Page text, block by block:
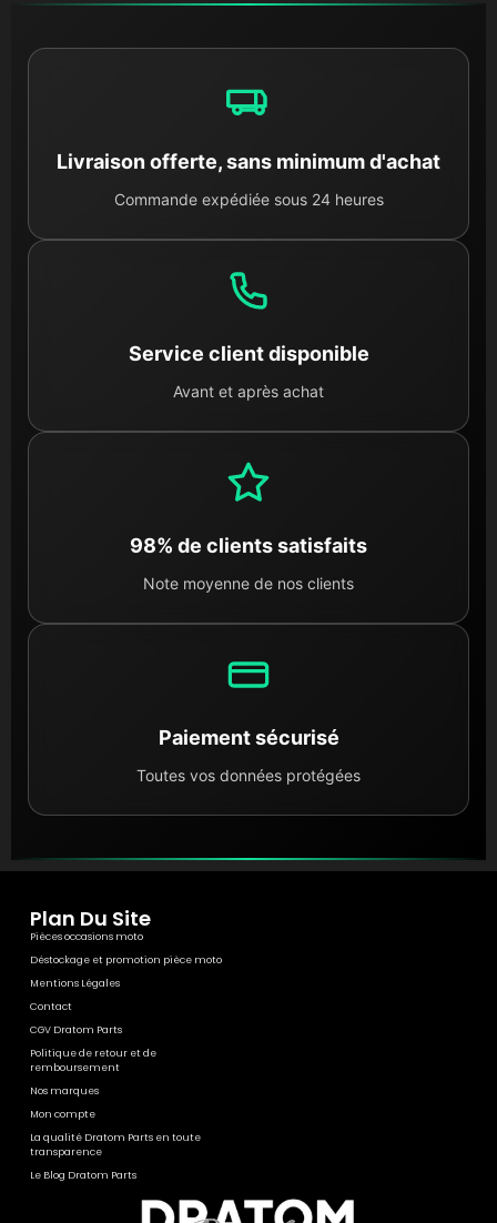
Livraison offerte, sans minimum d'achat
Commande expédiée sous 24 heures
Service client disponible
Avant et après achat
98% de clients satisfaits
Note moyenne de nos clients
Paiement sécurisé
Toutes vos données protégées
Plan Du Site
Pièces occasions moto
Déstockage et promotion pièce moto
Mentions Légales
Contact
CGV Dratom Parts
Politique de retour et de
remboursement
Nos marques
Mon compte
La qualité Dratom Parts en toute
transparence
Le Blog Dratom Parts